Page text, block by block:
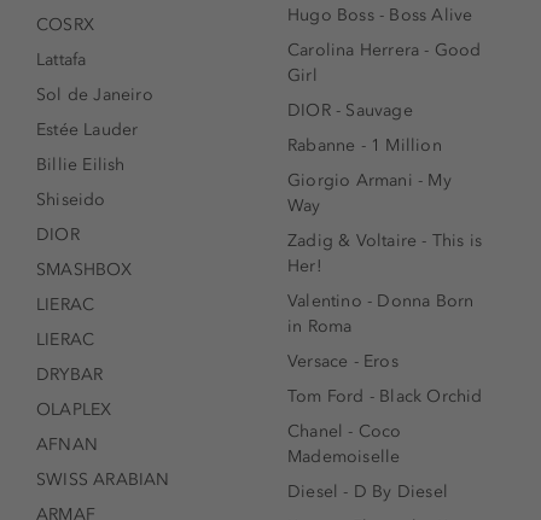
COSRX
Lattafa
Sol de Janeiro
Estée Lauder
Billie Eilish
Shiseido
DIOR
SMASHBOX
LIERAC
LIERAC
DRYBAR
OLAPLEX
AFNAN
SWISS ARABIAN
ARMAF
Hugo Boss - Boss Alive
Carolina Herrera - Good
Girl
DIOR - Sauvage
Rabanne - 1 Million
Giorgio Armani - My
Way
Zadig & Voltaire - This is
Her!
Valentino - Donna Born
in Roma
Versace - Eros
Tom Ford - Black Orchid
Chanel - Coco
Mademoiselle
Diesel - D By Diesel